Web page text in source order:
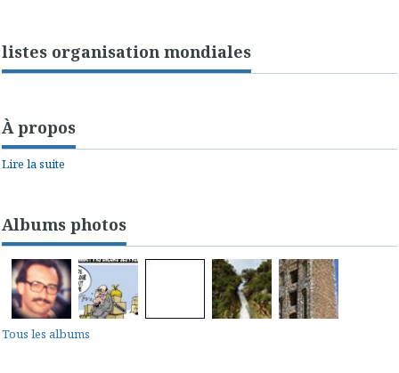
listes organisation mondiales
À propos
Lire la suite
Albums photos
Tous les albums